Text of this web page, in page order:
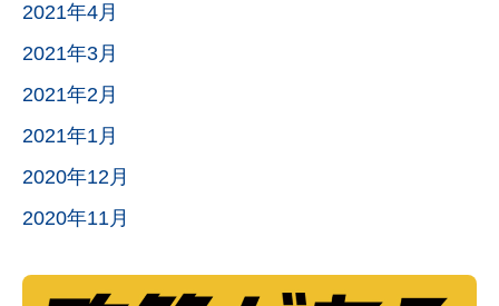
2021年4月
2021年3月
2021年2月
2021年1月
2020年12月
2020年11月